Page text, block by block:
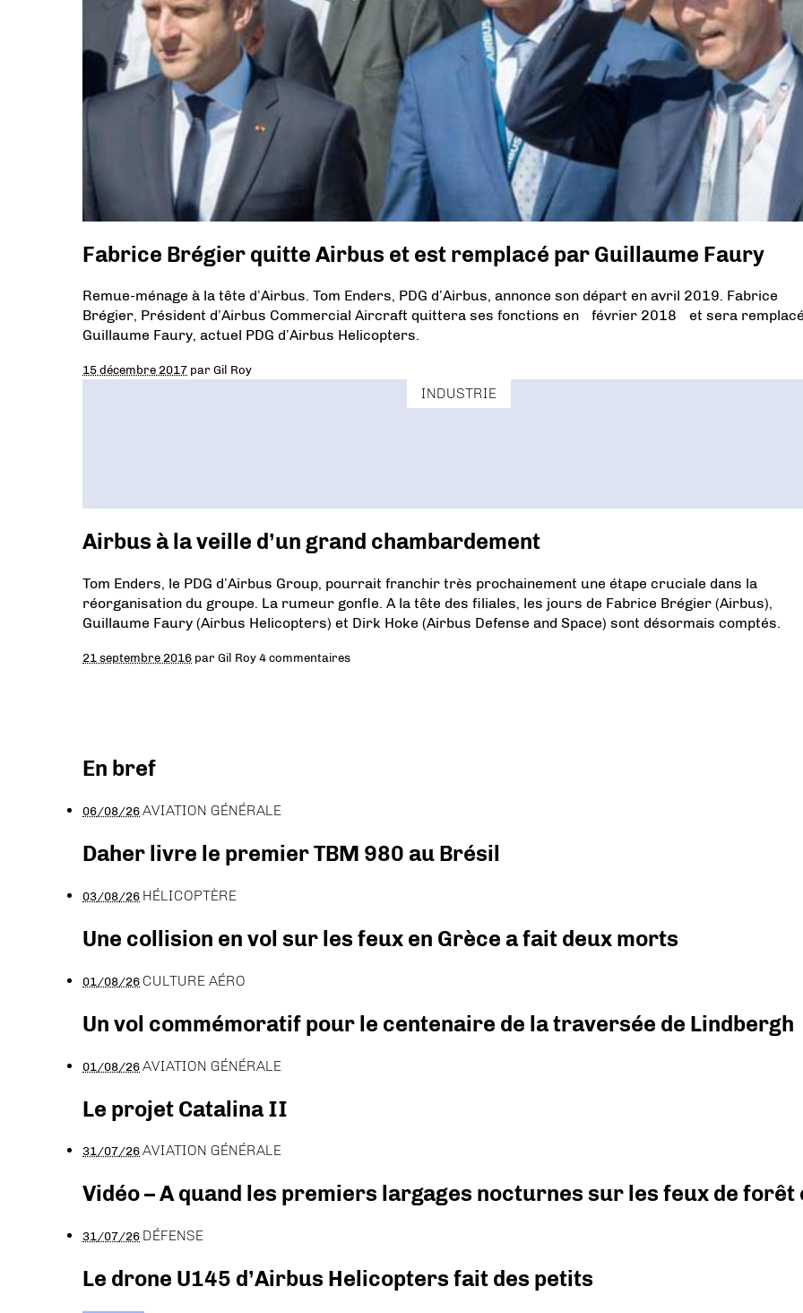
Fabrice Brégier quitte Airbus et est remplacé par Guillaume Faury
Remue-ménage à la tête d’Airbus. Tom Enders, PDG d’Airbus, annonce son départ en avril 2019. Fabrice
Brégier, Président d’Airbus Commercial Aircraft quittera ses fonctions en février 2018 et sera
Guillaume Faury, actuel PDG d’Airbus Helicopters.
15 décembre 2017 parGil Roy
INDUSTRIE
Airbus à la veille d’un grand chambardement
Tom Enders, le PDG d’Airbus Group, pourrait franchir très prochainement une étape cruciale dans la
réorganisation du groupe. La rumeur gonfle. A la tête des filiales, les jours de Fabrice Brégier (Airbus),
Guillaume Faury (Airbus Helicopters) et Dirk Hoke (Airbus Defense and Space) sont désormais comptés.
21 septembre 2016 parGil Roy4 commentaires
En bref
06/08/26AVIATION GÉNÉRALE
Daher livre le premier TBM 980 au Brésil
03/08/26 HÉLICOPTÈRE
Une collision en vol sur les feux en Grèce a fait deux morts
01/08/26 CULTURE AÉRO
Un vol commémoratif pour le centenaire de la traversée de Lindbergh
01/08/26AVIATION GÉNÉRALE
Le projet Catalina II
31/07/26AVIATION GÉNÉRALE
Vidéo – A quand les premiers largages nocturnes sur les feux de forêt
31/07/26 DÉFENSE
Le drone U145 d’Airbus Helicopters fait des petits